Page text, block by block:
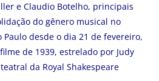
e Claudio Botelho, principais
do gênero musical no
Paulo desde o dia 21 de fevereiro,
de 1939, estrelado por Judy
da Royal Shakespeare